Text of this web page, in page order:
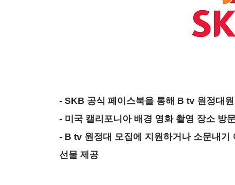
- SKB 공식 페이스북을 통해 B tv 원정대
- 미국 캘리포니아 배경 영화 촬영 장소 방
- B tv 원정대 모집에 지원하거나 소문내
선물 제공